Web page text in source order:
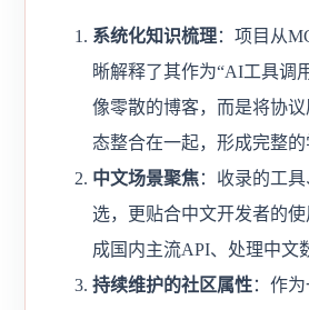
系统化知识梳理：项目从
晰解释了其作为“AI工具调
像零散的博客，而是将协
态整合在一起，形成完整的
中文场景聚焦：收录的工
选，更贴合中文开发者的
成国内主流API、处理中文
持续维护的社区属性：作